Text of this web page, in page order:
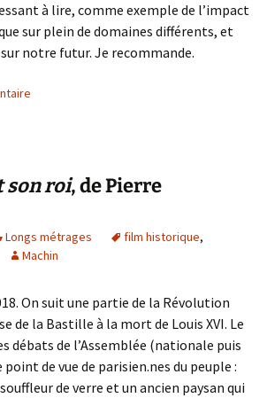
à lire, comme exemple de l’impact
sur plein de domaines différents, et
notre futur. Je recommande.
son roi, de Pierre
Longs métrages film historique,
Machin
On suit une partie de la Révolution
de la Bastille à la mort de Louis XVI. Le
débats de l’Assemblée (nationale puis
de vue de parisien.nes du peuple :
de verre et un ancien paysan qui